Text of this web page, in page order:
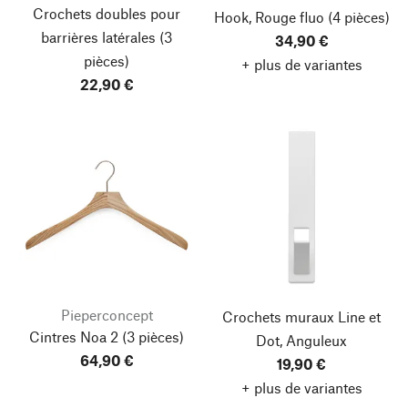
Crochets doubles pour
barrières latérales (3
pièces)
22,90 €
Hook, Rouge fluo (4 pièces)
34,90 €
+ plus de variantes
Pieperconcept
Cintres Noa 2 (3 pièces)
64,90 €
Crochets muraux Line et
Dot, Anguleux
19,90 €
+ plus de variantes
Haut de page